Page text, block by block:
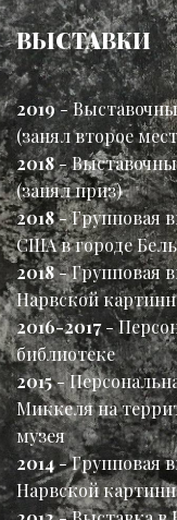
ВЫСТАВКИ
2019-
(занял второе
2018-
(занял приз)
2018- Групповая
США в городе
2018- Групповая
Нарвской
2016-2017-
библиотеке
2015-
Миккеля на
музея
2014- Групповая
Нарвской